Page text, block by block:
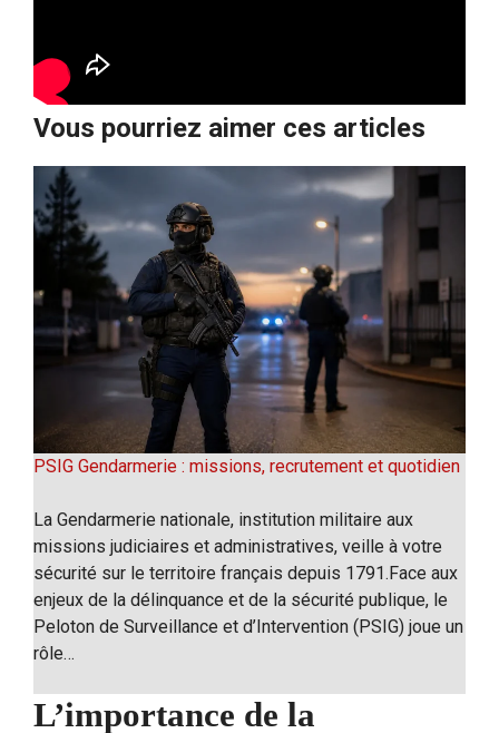
Vous pourriez aimer ces articles
PSIG Gendarmerie : missions, recrutement et quotidien
La Gendarmerie nationale, institution militaire aux
missions judiciaires et administratives, veille à votre
sécurité sur le territoire français depuis 1791.Face aux
enjeux de la délinquance et de la sécurité publique, le
Peloton de Surveillance et d’Intervention (PSIG) joue un
rôle…
L’importance de la